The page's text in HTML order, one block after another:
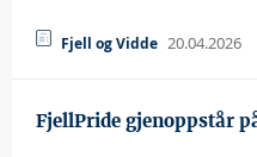
Fjell og Vidde 20.04.2026
FjellPride gjenoppstår